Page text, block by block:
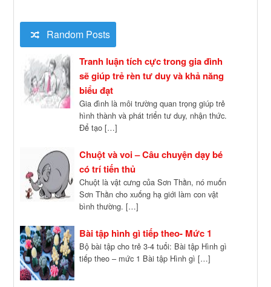
Random Posts
Tranh luận tích cực trong gia đình
sẽ giúp trẻ rèn tư duy và khả năng
biểu đạt
Gia đình là môi trường quan trọng giúp trẻ
hình thành và phát triển tư duy, nhận thức.
Để tạo […]
Chuột và voi – Câu chuyện dạy bé
có trí tiến thủ
Chuột là vật cưng của Sơn Thần, nó muốn
Sơn Thần cho xuống hạ giới làm con vật
bình thường. […]
Bài tập hình gì tiếp theo- Mức 1
Bộ bài tập cho trẻ 3-4 tuổi: Bài tập Hình gì
tiếp theo – mức 1 Bài tập Hình gì […]